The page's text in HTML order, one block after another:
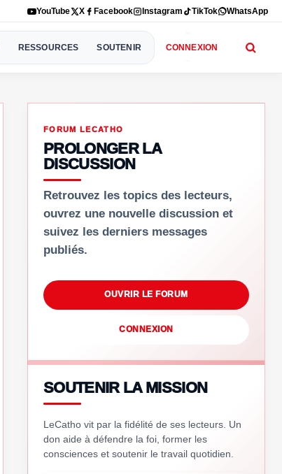
YouTube X Facebook Instagram TikTok WhatsApp
RESSOURCES SOUTENIR CONNEXION
FORUM LECATHO
PROLONGER LA
DISCUSSION
Retrouvez les topics des lecteurs,
ouvrez une nouvelle discussion et
suivez les derniers messages
publiés.
OUVRIR LE FORUM
CONNEXION
SOUTENIR LA MISSION
LeCatho vit par la fidélité de ses lecteurs. Un
don aide à défendre la foi, former les
consciences et soutenir le travail quotidien.